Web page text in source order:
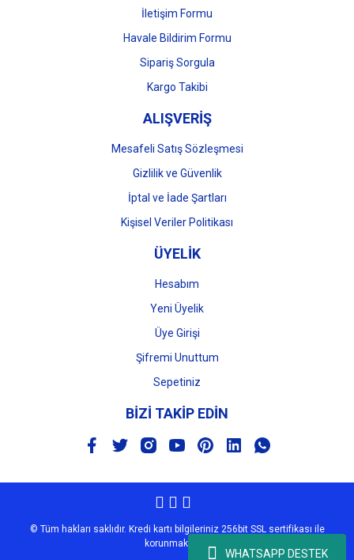
WHATSAPP DESTEK
İletişim Formu
Havale Bildirim Formu
Sipariş Sorgula
Kargo Takibi
ALIŞVERİŞ
Mesafeli Satış Sözleşmesi
Gizlilik ve Güvenlik
İptal ve İade Şartları
Kişisel Veriler Politikası
ÜYELİK
Hesabım
Yeni Üyelik
Üye Girişi
Şifremi Unuttum
Sepetiniz
BİZİ TAKİP EDİN
© Tüm hakları saklıdır. Kredi kartı bilgileriniz 256bit SSL sertifikası ile
korunmaktadır.